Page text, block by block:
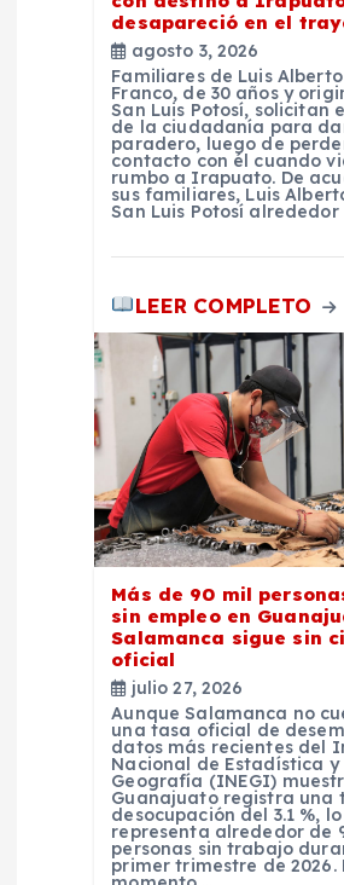
desapareció en el
agosto 3, 2026
Familiares de Luis
Franco, de 30 años y
San Luis Potosí, solicitan
de la ciudadanía para
paradero, luego de
contacto con él cuando
rumbo a Irapuato. De
sus familiares, Luis
San Luis Potosí
LEER COMPLETO
Más de 90 mil
sin empleo en
Salamanca sigue sin
oficial
julio 27, 2026
Aunque Salamanca no
una tasa oficial de
datos más recientes del
Nacional de Estadística y
Geografía (INEGI)
Guanajuato registra una
desocupación del 3.1 %,
representa alrededor de
personas sin trabajo
primer trimestre de 2026.